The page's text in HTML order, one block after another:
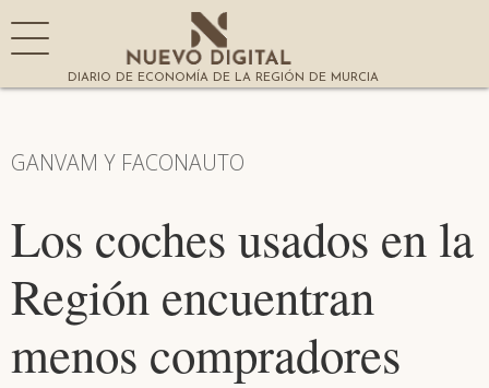
DIARIO DE ECONOMÍA DE LA REGIÓN DE MURCIA
GANVAM Y FACONAUTO
Los coches usados en la
Región encuentran
menos compradores